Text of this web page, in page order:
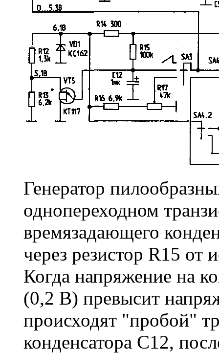
Генератор
однопереходном
времязадающего
через резистор R15 от
Когда напряжение на
(0,2 В) превысит
происходят "пробой"
конденсатора С12,